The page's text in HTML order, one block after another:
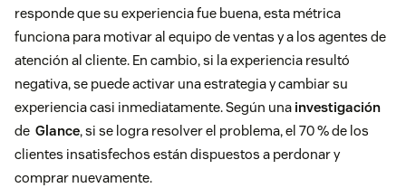
responde que su experiencia fue buena, esta métrica
funciona para motivar al equipo de ventas y a los agentes de
atención al cliente. En cambio, si la experiencia resultó
negativa, se puede activar una estrategia y cambiar su
experiencia casi inmediatamente. Según una investigación
de Glance, si se logra resolver el problema, el 70 % de los
clientes insatisfechos están dispuestos a perdonar y
comprar nuevamente.